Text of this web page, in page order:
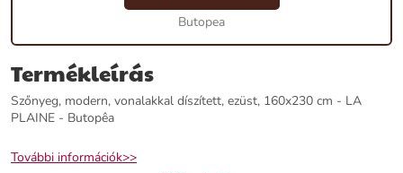
Butopea
Termékleírás
Szőnyeg, modern, vonalakkal díszített, ezüst, 160x230 cm - LA
PLAINE - Butopêa
További információk>>